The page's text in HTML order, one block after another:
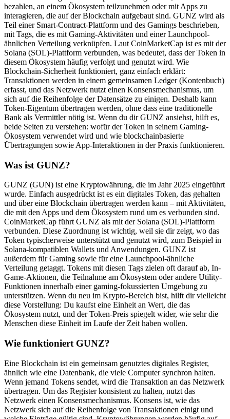
bezahlen, an einem Ökosystem teilzunehmen oder mit Apps zu
interagieren, die auf der Blockchain aufgebaut sind. GUNZ wird als
Teil einer Smart-Contract-Plattform und des Gamings beschrieben,
mit Tags, die es mit Gaming-Aktivitäten und einer Launchpool-
ähnlichen Verteilung verknüpfen. Laut CoinMarketCap ist es mit der
Solana (SOL)-Plattform verbunden, was bedeutet, dass der Token in
diesem Ökosystem häufig verfolgt und genutzt wird. Wie
Blockchain-Sicherheit funktioniert, ganz einfach erklärt:
Transaktionen werden in einem gemeinsamen Ledger (Kontenbuch)
erfasst, und das Netzwerk nutzt einen Konsensmechanismus, um
sich auf die Reihenfolge der Datensätze zu einigen. Deshalb kann
Token-Eigentum übertragen werden, ohne dass eine traditionelle
Bank als Vermittler nötig ist. Wenn du dir GUNZ ansiehst, hilft es,
beide Seiten zu verstehen: wofür der Token in seinem Gaming-
Ökosystem verwendet wird und wie blockchainbasierte
Übertragungen sowie App-Interaktionen in der Praxis funktionieren.
Was ist GUNZ?
GUNZ (GUN) ist eine Kryptowährung, die im Jahr 2025 eingeführt
wurde. Einfach ausgedrückt ist es ein digitales Token, das gehalten
und über eine Blockchain übertragen werden kann – mit Aktivitäten,
die mit den Apps und dem Ökosystem rund um es verbunden sind.
CoinMarketCap führt GUNZ als mit der Solana (SOL)-Plattform
verbunden. Diese Zuordnung ist wichtig, weil sie dir zeigt, wo das
Token typischerweise unterstützt und genutzt wird, zum Beispiel in
Solana-kompatiblen Wallets und Anwendungen. GUNZ ist
außerdem für Gaming sowie für eine Launchpool-ähnliche
Verteilung getaggt. Tokens mit diesen Tags zielen oft darauf ab, In-
Game-Aktionen, die Teilnahme am Ökosystem oder andere Utility-
Funktionen innerhalb einer gaming-fokussierten Umgebung zu
unterstützen. Wenn du neu im Krypto-Bereich bist, hilft dir vielleicht
diese Vorstellung: Du kaufst eine Einheit an Wert, die das
Ökosystem nutzt, und der Token-Preis spiegelt wider, wie sehr die
Menschen diese Einheit im Laufe der Zeit haben wollen.
Wie funktioniert GUNZ?
Eine Blockchain ist ein gemeinsam genutztes digitales Register,
ähnlich wie eine Datenbank, die viele Computer synchron halten.
Wenn jemand Tokens sendet, wird die Transaktion an das Netzwerk
übertragen. Um das Register konsistent zu halten, nutzt das
Netzwerk einen Konsensmechanismus. Konsens ist, wie das
Netzwerk sich auf die Reihenfolge von Transaktionen einigt und